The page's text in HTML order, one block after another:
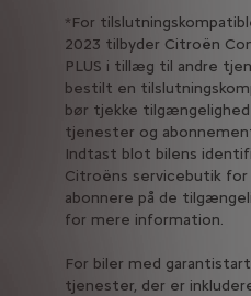
*For
2023 tilbyder Citroën
PLUS i tillæg til andre
bestilt en
bør tjekke
tjenester og
Indtast blot bilens
Citroëns servicebutik
abonnere på de
for mere information.
For biler med garantistart
tjenester, der er